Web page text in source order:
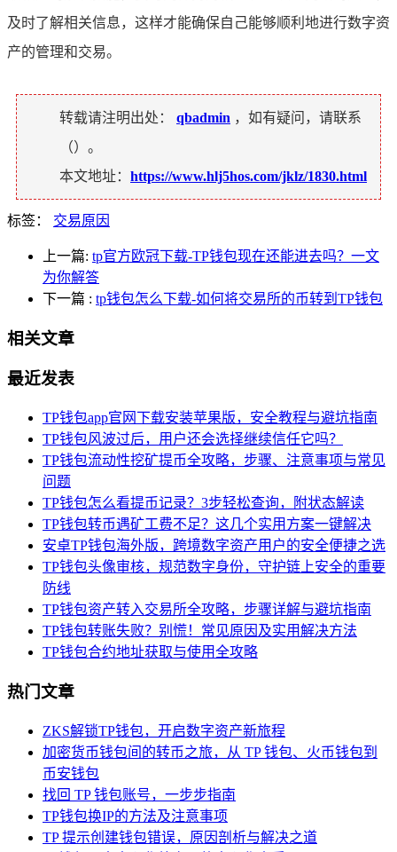
及时了解相关信息，这样才能确保自己能够顺利地进行数字资
产的管理和交易。
转载请注明出处： qbadmin ，如有疑问，请联系
（）。
本文地址： https://www.hlj5hos.com/jklz/1830.html
标签： 交易原因
上一篇: tp官方欧冠下载-TP钱包现在还能进去吗？一文
为你解答
下一篇 : tp钱包怎么下载-如何将交易所的币转到TP钱包
相关文章
最近发表
TP钱包app官网下载安装苹果版，安全教程与避坑指南
TP钱包风波过后，用户还会选择继续信任它吗？
TP钱包流动性挖矿提币全攻略，步骤、注意事项与常见
问题
TP钱包怎么看提币记录？3步轻松查询，附状态解读
TP钱包转币遇矿工费不足？这几个实用方案一键解决
安卓TP钱包海外版，跨境数字资产用户的安全便捷之选
TP钱包头像审核，规范数字身份，守护链上安全的重要
防线
TP钱包资产转入交易所全攻略，步骤详解与避坑指南
TP钱包转账失败？别慌！常见原因及实用解决方法
TP钱包合约地址获取与使用全攻略
热门文章
ZKS解锁TP钱包，开启数字资产新旅程
加密货币钱包间的转币之旅，从 TP 钱包、火币钱包到
币安钱包
找回 TP 钱包账号，一步步指南
TP钱包换IP的方法及注意事项
TP 提示创建钱包错误，原因剖析与解决之道